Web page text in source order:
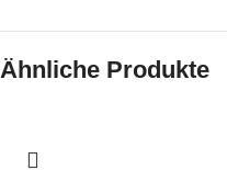
Ähnliche Produkte